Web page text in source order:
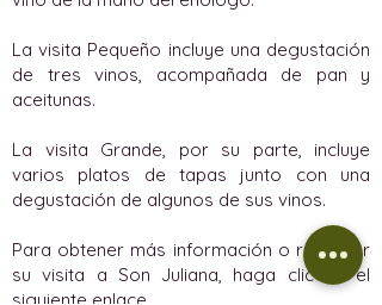
La visita Pequeño incluye una degustación
de tres vinos, acompañada de pan y
aceitunas.
La visita Grande, por su parte, incluye
varios platos de tapas junto con una
degustación de algunos de sus vinos.
Para obtener más información o reservar
su visita a Son Juliana, haga clic en el
siguiente enlace.